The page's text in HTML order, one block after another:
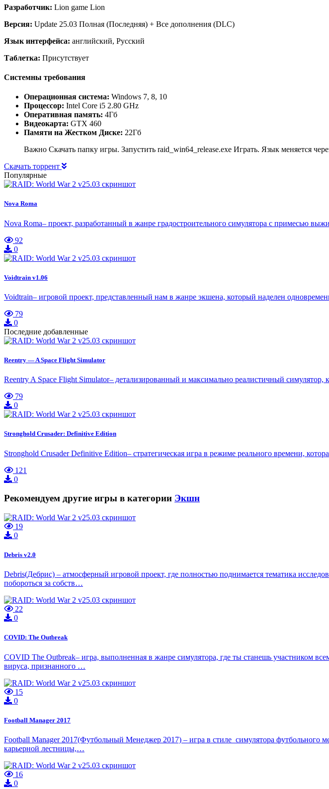
Разработчик: Lion game Lion
Версия: Update 25.03 Полная (Последняя) + Все дополнения (DLC)
Язык интерфейса: английский, Русский
Таблетка: Присутствует
Системны требования
Операционная система: Windows 7, 8, 10
Процессор: Intel Core i5 2.80 GHz
Оперативная память: 4Гб
Видеокарта: GTX 460
Памяти на Жестком Диске: 22Гб
Важно Скачать папку игры. Запустить raid_win64_release.exe Играть. Язык меняется
Скачать торрент
Популярные
Nova Roma
Nova Roma– проект, разработанный в жанре градостроительного симулятора с примесью
92
0
Voidtrain v1.06
Voidtrain– игровой проект, представленный нам в жанре экшена, который наделен
79
0
Последние добавленные
Reentry — A Space Flight Simulator
Reentry A Space Flight Simulator– детализированный и максимально реалистичный симулятор,
79
0
Stronghold Crusader: Definitive Edition
Stronghold Crusader Definitive Edition– стратегическая игра в режиме реального времени,
121
0
Рекомендуем другие игры в категории Экшн
19
0
Debris v2.0
Debris(Дебрис) – атмосферный игровой проект, где полностью поднимается тематика
побороться за собств…
22
0
COVID: The Outbreak
COVID The Outbreak– игра, выполненная в жанре симулятора, где ты станешь участником
вируса, признанного …
15
0
Football Manager 2017
Football Manager 2017(Футбольный Менеджер 2017) – игра в стиле симулятора футбольного
карьерной лестницы,…
16
0